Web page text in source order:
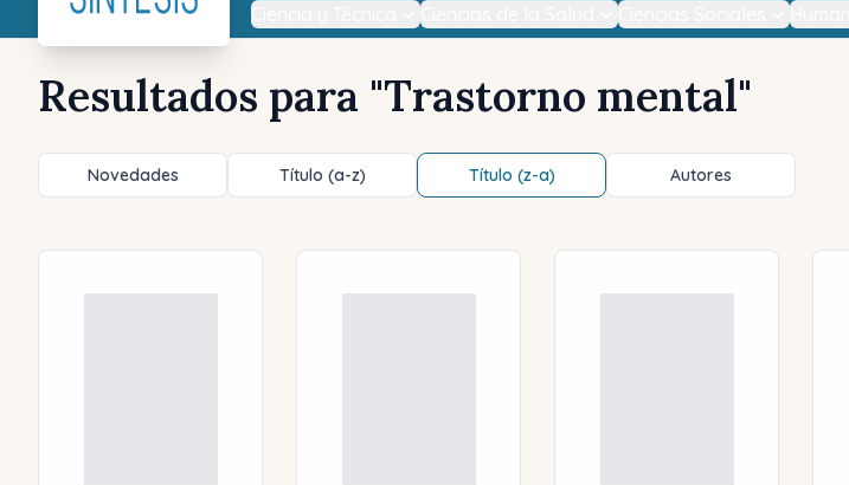
Resultados para "Trastorno mental"
Novedades Título (a-z) Título (z-a) Autores